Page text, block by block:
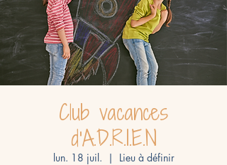
Club vacances
d'A.D.R.I.E.N
lun. 18 juil.
  |
Lieu à définir